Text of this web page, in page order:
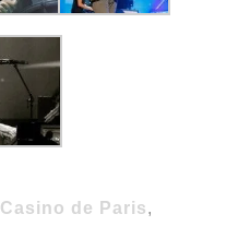
Casino de Paris,